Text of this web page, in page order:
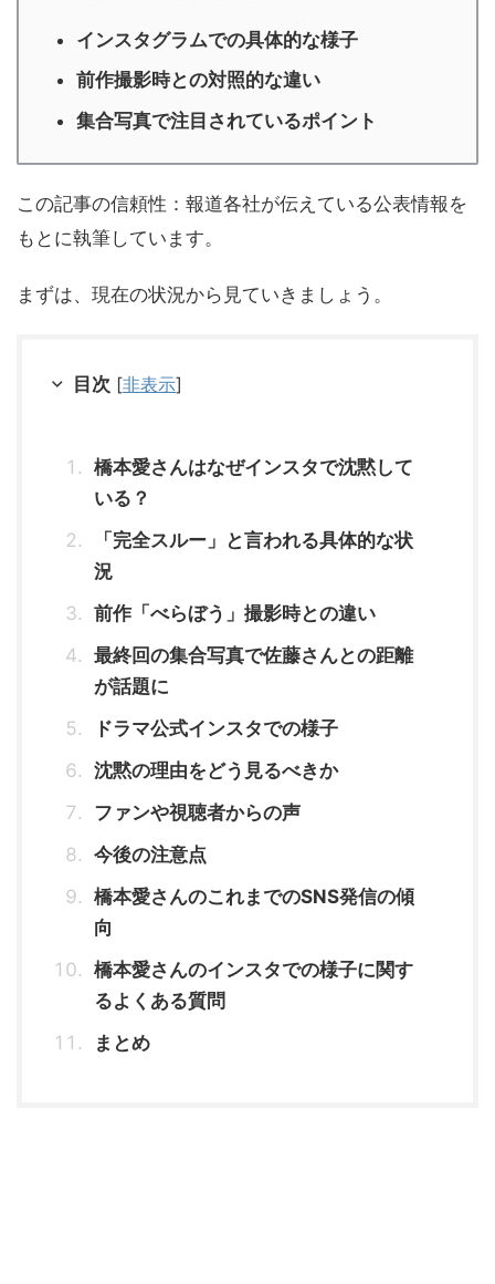
インスタグラムでの具体的な様子
前作撮影時との対照的な違い
集合写真で注目されているポイント
この記事の信頼性：報道各社が伝えている公表情報を
もとに執筆しています。
まずは、現在の状況から見ていきましょう。
目次 [非表示]
橋本愛さんはなぜインスタで沈黙して
いる？
「完全スルー」と言われる具体的な状
況
前作「べらぼう」撮影時との違い
最終回の集合写真で佐藤さんとの距離
が話題に
ドラマ公式インスタでの様子
沈黙の理由をどう見るべきか
ファンや視聴者からの声
今後の注意点
橋本愛さんのこれまでのSNS発信の傾
向
橋本愛さんのインスタでの様子に関す
るよくある質問
まとめ